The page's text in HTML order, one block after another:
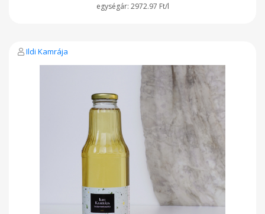
2972.97 Ft/l
Ildi Kamrája